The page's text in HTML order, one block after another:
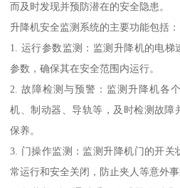
而及时发现并预防潜在的安全隐患。
升降机安全监测系统的主要功能包括：
1. 运行参数监测：监测升降机的电
参数，确保其在安全范围内运行。
2. 故障检测与预警：监测升降机各
机、制动器、导轨等，及时检测故障
保养。
3. 门操作监测：监测升降机门的开关
常运行和安全关闭，防止夹人等意外事